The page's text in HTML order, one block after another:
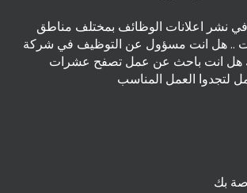
نشر اعلانات الوظائف بمختلف مناطق
.. هل انت مسؤول عن التوظيف في شركة
هل انت باحث عن عمل تصفح عشرات
لتجدوا العمل المناسب
بك